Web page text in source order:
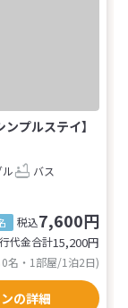
プルステイ】
バス
税込7,600円
代金合計15,200円
名・1部屋/1泊2日)
の詳細